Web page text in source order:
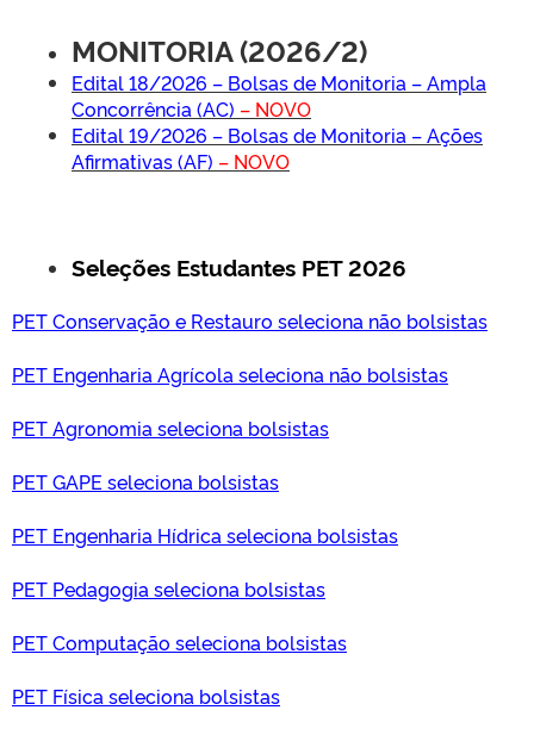
MONITORIA (2026/2)
Edital 18/2026 – Bolsas de Monitoria – Ampla
Concorrência (AC) – NOVO
Edital 19/2026 – Bolsas de Monitoria – Ações
Afirmativas (AF) – NOVO
Seleções Estudantes PET 2026
PET Conservação e Restauro seleciona não bolsistas
PET Engenharia Agrícola seleciona não bolsistas
PET Agronomia seleciona bolsistas
PET GAPE seleciona bolsistas
PET Engenharia Hídrica seleciona bolsistas
PET Pedagogia seleciona bolsistas
PET Computação seleciona bolsistas
PET Física seleciona bolsistas